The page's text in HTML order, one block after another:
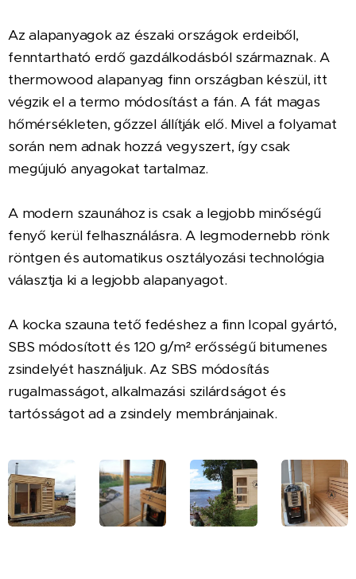
Az alapanyagok az északi országok erdeiből,
fenntartható erdő gazdálkodásból származnak. A
thermowood alapanyag finn országban készül, itt
végzik el a termo módosítást a fán. A fát magas
hőmérsékleten, gőzzel állítják elő. Mivel a folyamat
során nem adnak hozzá vegyszert, így csak
megújuló anyagokat tartalmaz.
A modern szaunához is csak a legjobb minőségű
fenyő kerül felhasználásra. A legmodernebb rönk
röntgen és automatikus osztályozási technológia
választja ki a legjobb alapanyagot.
A kocka szauna tető fedéshez a finn Icopal gyártó,
SBS módosított és 120 g/m² erősségű bitumenes
zsindelyét használjuk. Az SBS módosítás
rugalmasságot, alkalmazási szilárdságot és
tartósságot ad a zsindely membránjainak.